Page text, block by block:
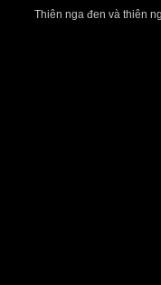
Thiên nga đen và thiên